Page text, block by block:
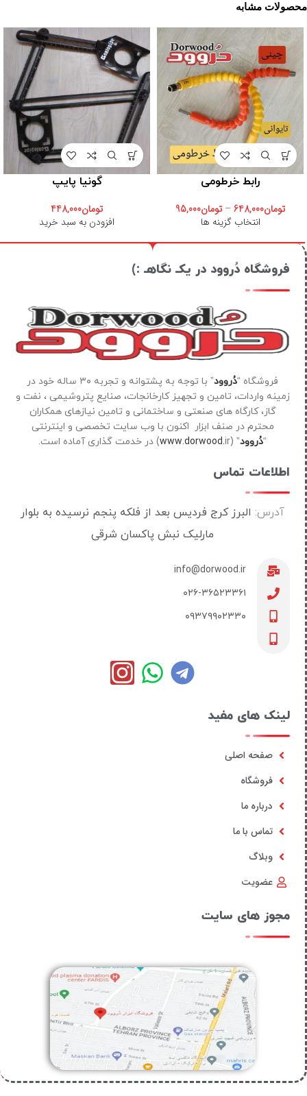
محصولات مشابه
رابط خرطومی
تومان648,000
– تومان95,000
انتخاب گزینه ها
گونیا پایپ
تومان448,000
افزودن به سبد خرید
فروشگاه دُروود در یکـ نگاهـ :)
فروشگاه “دُروود
” با توجه به پشتوانه و تجربه ۳۰ ساله خود در
زمینه واردات، تامین و تجهیز کارخانجات، صنایع پتروشیمی ، نفت و
گاز، کارگاه های صنعتی و ساختمانی و تامین نیازهای همکاران
محترم در صنف ابزار اکنون با وب سایت تخصصی و اینترنتی
“دُروود” (
www.dorwood.ir) در خدمت گذاری آماده است.
اطلاعات تماس
آدرس: البرز کرج فردیس بعد از فلکه پنجم نرسیده به بلوار
مارلیک نبش پاکسان شرقی
info@dorwood.ir
۰۲۶-۳۶۵۲۳۳۶۱
۰۹۳۷۹۹۰۲۳۳۰
لینک های مفید
صفحه اصلی
فروشگاه
درباره ما
تماس با ما
وبلاگ
عضویت
مجوز های سایت